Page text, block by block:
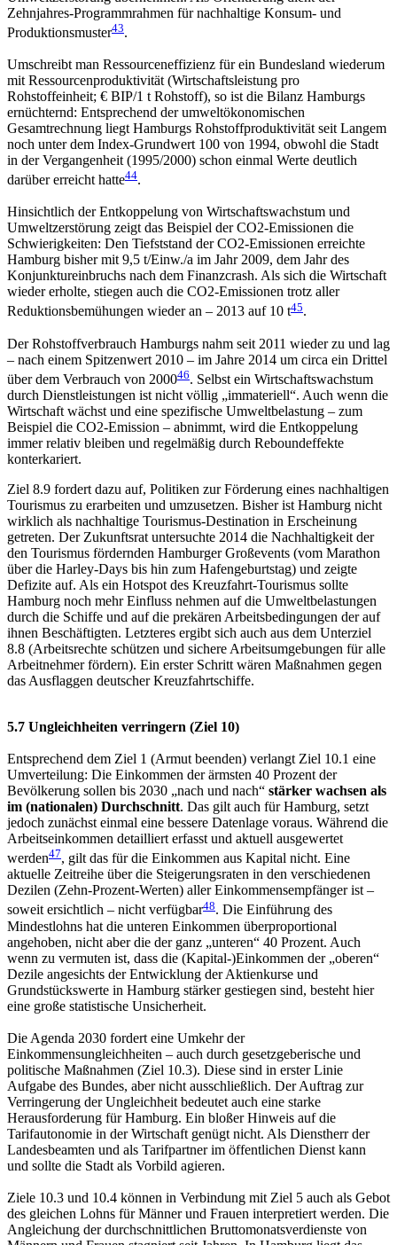
Zehnjahres-Programmrahmen für nachhaltige Konsum- und
Produktionsmuster43.
Umschreibt man Ressourceneffizienz für ein Bundesland wiederum
mit Ressourcenproduktivität (Wirtschaftsleistung pro
Rohstoffeinheit; € BIP/1 t Rohstoff), so ist die Bilanz Hamburgs
ernüchternd: Entsprechend der umweltökonomischen
Gesamtrechnung liegt Hamburgs Rohstoffproduktivität seit Langem
noch unter dem Index-Grundwert 100 von 1994, obwohl die Stadt
in der Vergangenheit (1995/2000) schon einmal Werte deutlich
darüber erreicht hatte44.
Hinsichtlich der Entkoppelung von Wirtschaftswachstum und
Umweltzerstörung zeigt das Beispiel der CO2-Emissionen die
Schwierigkeiten: Den Tiefststand der CO2-Emissionen erreichte
Hamburg bisher mit 9,5 t/Einw./a im Jahr 2009, dem Jahr des
Konjunktureinbruchs nach dem Finanzcrash. Als sich die Wirtschaft
wieder erholte, stiegen auch die CO2-Emissionen trotz aller
Reduktionsbemühungen wieder an – 2013 auf 10 t45.
Der Rohstoffverbrauch Hamburgs nahm seit 2011 wieder zu und lag
– nach einem Spitzenwert 2010 – im Jahre 2014 um circa ein Drittel
über dem Verbrauch von 200046. Selbst ein Wirtschaftswachstum
durch Dienstleistungen ist nicht völlig „immateriell“. Auch wenn die
Wirtschaft wächst und eine spezifische Umweltbelastung – zum
Beispiel die CO2-Emission – abnimmt, wird die Entkoppelung
immer relativ bleiben und regelmäßig durch Reboundeffekte
konterkariert.
Ziel 8.9 fordert dazu auf, Politiken zur Förderung eines nachhaltigen
Tourismus zu erarbeiten und umzusetzen. Bisher ist Hamburg nicht
wirklich als nachhaltige Tourismus-Destination in Erscheinung
getreten. Der Zukunftsrat untersuchte 2014 die Nachhaltigkeit der
den Tourismus fördernden Hamburger Großevents (vom Marathon
über die Harley-Days bis hin zum Hafengeburtstag) und zeigte
Defizite auf. Als ein Hotspot des Kreuzfahrt-Tourismus sollte
Hamburg noch mehr Einfluss nehmen auf die Umweltbelastungen
durch die Schiffe und auf die prekären Arbeitsbedingungen der auf
ihnen Beschäftigten. Letzteres ergibt sich auch aus dem Unterziel
8.8 (Arbeitsrechte schützen und sichere Arbeitsumgebungen für alle
Arbeitnehmer fördern). Ein erster Schritt wären Maßnahmen gegen
das Ausflaggen deutscher Kreuzfahrtschiffe.
5.7 Ungleichheiten verringern (Ziel 10)
Entsprechend dem Ziel 1 (Armut beenden) verlangt Ziel 10.1 eine
Umverteilung: Die Einkommen der ärmsten 40 Prozent der
Bevölkerung sollen bis 2030 „nach und nach“ stärker wachsen als
im (nationalen) Durchschnitt. Das gilt auch für Hamburg, setzt
jedoch zunächst einmal eine bessere Datenlage voraus. Während die
Arbeitseinkommen detailliert erfasst und aktuell ausgewertet
werden47, gilt das für die Einkommen aus Kapital nicht. Eine
aktuelle Zeitreihe über die Steigerungsraten in den verschiedenen
Dezilen (Zehn-Prozent-Werten) aller Einkommensempfänger ist –
soweit ersichtlich – nicht verfügbar48. Die Einführung des
Mindestlohns hat die unteren Einkommen überproportional
angehoben, nicht aber die der ganz „unteren“ 40 Prozent. Auch
wenn zu vermuten ist, dass die (Kapital-)Einkommen der „oberen“
Dezile angesichts der Entwicklung der Aktienkurse und
Grundstückswerte in Hamburg stärker gestiegen sind, besteht hier
eine große statistische Unsicherheit.
Die Agenda 2030 fordert eine Umkehr der
Einkommensungleichheiten – auch durch gesetzgeberische und
politische Maßnahmen (Ziel 10.3). Diese sind in erster Linie
Aufgabe des Bundes, aber nicht ausschließlich. Der Auftrag zur
Verringerung der Ungleichheit bedeutet auch eine starke
Herausforderung für Hamburg. Ein bloßer Hinweis auf die
Tarifautonomie in der Wirtschaft genügt nicht. Als Dienstherr der
Landesbeamten und als Tarifpartner im öffentlichen Dienst kann
und sollte die Stadt als Vorbild agieren.
Ziele 10.3 und 10.4 können in Verbindung mit Ziel 5 auch als Gebot
des gleichen Lohns für Männer und Frauen interpretiert werden. Die
Angleichung der durchschnittlichen Bruttomonatsverdienste von